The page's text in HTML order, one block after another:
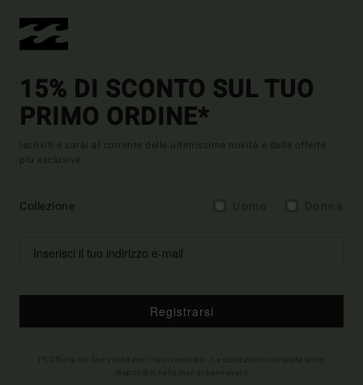
15% DI SCONTO SUL TUO
PRIMO ORDINE*
Iscriviti e sarai al corrente delle ultimissime novità e delle offerte
più esclusive.
Collezione
Registrarsi